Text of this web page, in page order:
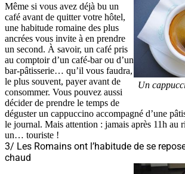
Un
Même si vous avez déjà bu un
café avant de quitter votre hôtel,
une habitude romaine des plus
ancrées vous invite à en prendre
un second. À savoir, un café pris
au comptoir d’un café-bar ou d’un
bar-pâtisserie… qu’il vous faudra,
le plus souvent, payer avant de
consommer. Vous pouvez aussi
décider de prendre le temps de
déguster un cappuccino accompagné d’une
le journal. Mais attention : jamais après 11h au
un… touriste !
3/ Les Romains ont l’habitude de se
chaud